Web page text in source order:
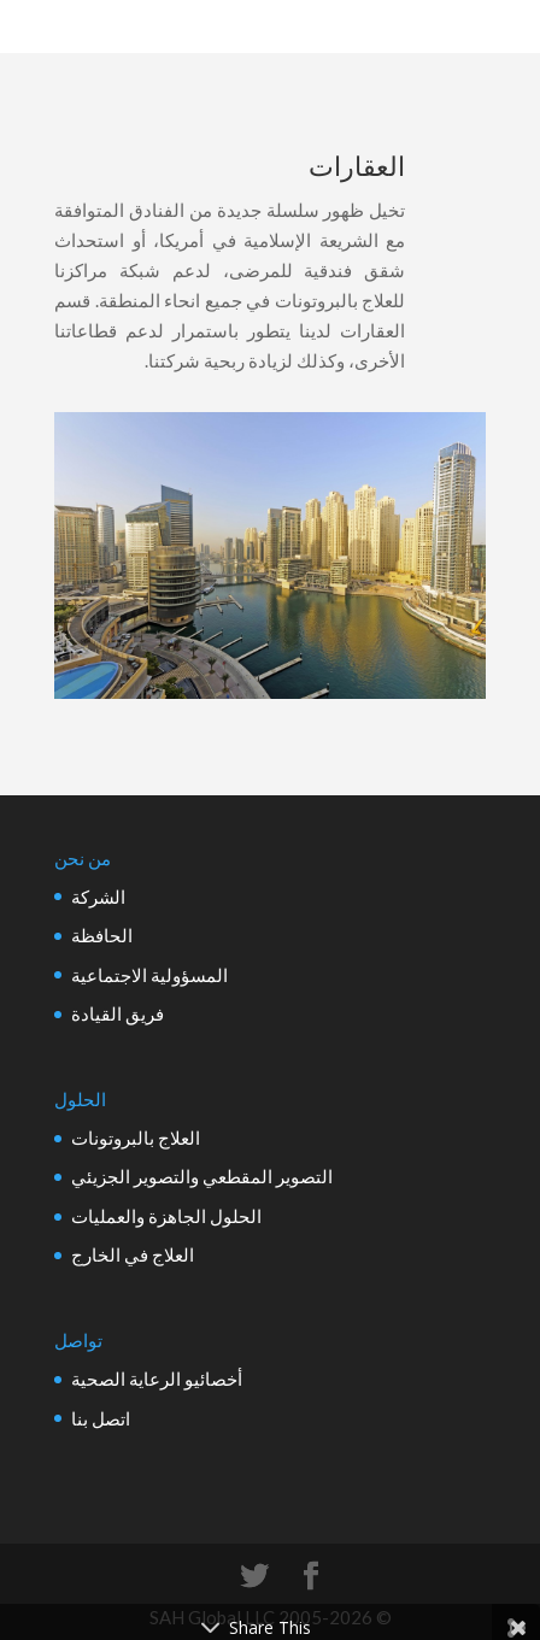
العقارات
تخيل ظهور سلسلة جديدة من الفنادق المتوافقة
مع الشريعة الإسلامية في أمريكا، أو استحداث
شقق فندقية للمرضى، لدعم شبكة مراكزنا
للعلاج بالبروتونات في جميع انحاء المنطقة. قسم
العقارات لدينا يتطور باستمرار لدعم قطاعاتنا
الأخرى، وكذلك لزيادة ربحية شركتنا.
من نحن
الشركة
الحافظة
المسؤولية الاجتماعية
فريق القيادة
الحلول
العلاج بالبروتونات
التصوير المقطعي والتصوير الجزيئي
الحلول الجاهزة والعمليات
العلاج في الخارج
تواصل
أخصائيو الرعاية الصحية
اتصل بنا
© 2005-2026 SAH Global LLC
Share This